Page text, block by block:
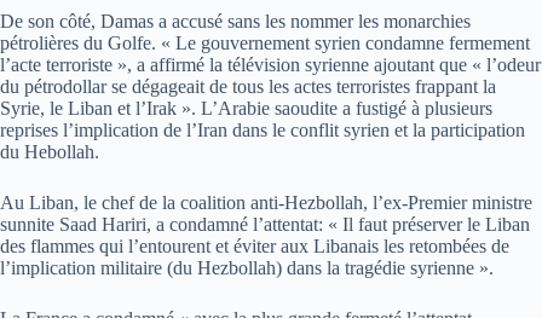
De son côté, Damas a accusé sans les nommer les monarchies
pétrolières du Golfe. « Le gouvernement syrien condamne fermement
l’acte terroriste », a affirmé la télévision syrienne ajoutant que « l’odeur
du pétrodollar se dégageait de tous les actes terroristes frappant la
Syrie, le Liban et l’Irak ». L’Arabie saoudite a fustigé à plusieurs
reprises l’implication de l’Iran dans le conflit syrien et la participation
du Hebollah.
Au Liban, le chef de la coalition anti-Hezbollah, l’ex-Premier ministre
sunnite Saad Hariri, a condamné l’attentat: « Il faut préserver le Liban
des flammes qui l’entourent et éviter aux Libanais les retombées de
l’implication militaire (du Hezbollah) dans la tragédie syrienne ».